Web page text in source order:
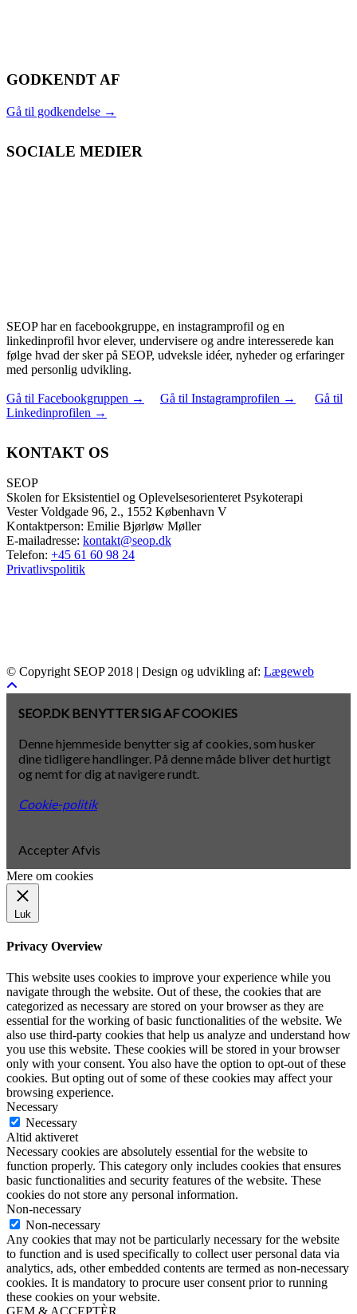
GODKENDT AF
Gå til godkendelse →
SOCIALE MEDIER
SEOP har en facebookgruppe, en instagramprofil og en
linkedinprofil hvor elever, undervisere og andre interesserede kan
følge hvad der sker på SEOP, udveksle idéer, nyheder og erfaringer
med personlig udvikling.
Gå til Facebookgruppen → Gå til Instagramprofilen →
Gå til
Linkedinprofilen →
KONTAKT OS
SEOP
Skolen for Eksistentiel og Oplevelsesorienteret Psykoterapi
Vester Voldgade 96, 2., 1552 København V
Kontaktperson: Emilie Bjørløw Møller
E-mailadresse: kontakt@seop.dk
Telefon: +45 61 60 98 24
Privatlivspolitik
© Copyright SEOP 2018 | Design og udvikling af: Lægeweb
SEOP.DK BENYTTER SIG AF COOKIES
Denne hjemmeside benytter sig af cookies, som husker
dine tidligere handlinger. På denne måde bliver det hurtigt
og nemt for dig at navigere rundt.
Cookie-politik
Accepter Afvis
Mere om cookies
Luk
Privacy Overview
This website uses cookies to improve your experience while you
navigate through the website. Out of these, the cookies that are
categorized as necessary are stored on your browser as they are
essential for the working of basic functionalities of the website. We
also use third-party cookies that help us analyze and understand how
you use this website. These cookies will be stored in your browser
only with your consent. You also have the option to opt-out of these
cookies. But opting out of some of these cookies may affect your
browsing experience.
Necessary
Necessary
Altid aktiveret
Necessary cookies are absolutely essential for the website to
function properly. This category only includes cookies that ensures
basic functionalities and security features of the website. These
cookies do not store any personal information.
Non-necessary
Non-necessary
Any cookies that may not be particularly necessary for the website
to function and is used specifically to collect user personal data via
analytics, ads, other embedded contents are termed as non-necessary
cookies. It is mandatory to procure user consent prior to running
these cookies on your website.